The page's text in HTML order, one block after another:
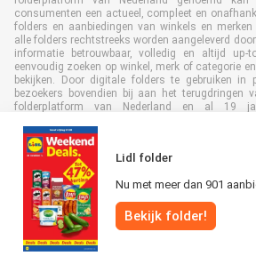
Lidl folder
Nu met meer dan 901
Bekijk folder!
consumenten een actueel, compleet en
folders en aanbiedingen van winkels en
alle folders rechtstreeks worden aangeleverd
informatie betrouwbaar, volledig en altijd up-
eenvoudig zoeken op winkel, merk of categorie
bekijken. Door digitale folders te gebruiken in
bezoekers bovendien bij aan het terugdringen
folderplatform van Nederland en al 19
met retailers en merken. Hierdoor zijn we
speler in de digitale foldermarkt.
Alle rechten voorbehouden © Folderz.nl 2026 |